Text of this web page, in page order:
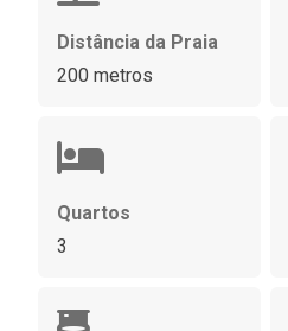
Distância da Praia
200 metros
Quartos
3